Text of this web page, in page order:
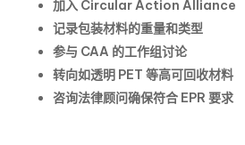
加入 Circular Action Alliance
记录包装材料的重量和类型
参与 CAA 的工作组讨论
转向如透明 PET 等高可回收材料
咨询法律顾问确保符合 EPR 要求